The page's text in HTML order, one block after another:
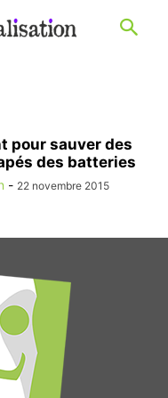
pour sauver des
des batteries
- 22 novembre 2015